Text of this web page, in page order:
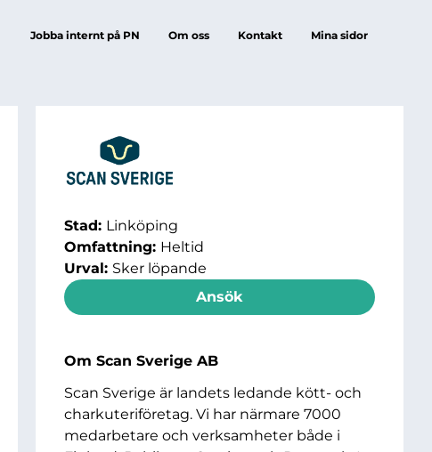
Jobba internt på PN Om oss Kontakt Mina sidor
Stad: Linköping
Omfattning: Heltid
Urval: Sker löpande
Ansök
Om Scan Sverige AB
Scan Sverige är landets ledande kött- och
charkuteriföretag. Vi har närmare 7000
medarbetare och verksamheter både i